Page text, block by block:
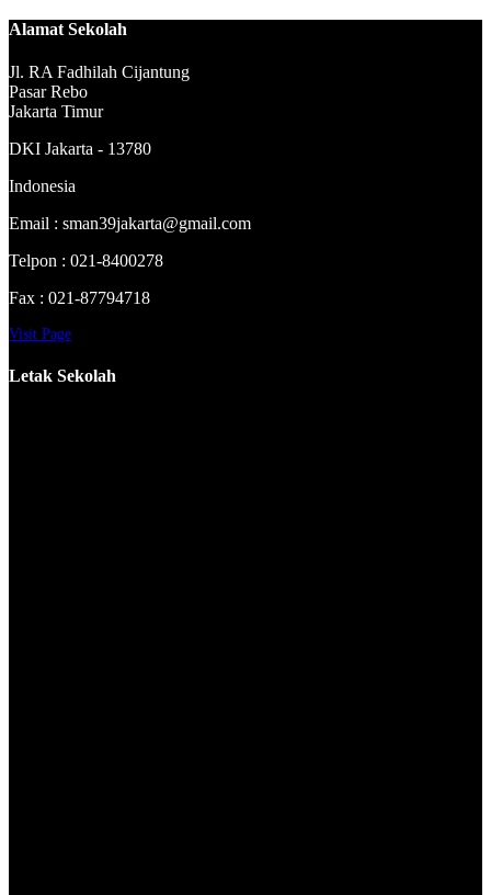
Alamat Sekolah
Jl. RA Fadhilah Cijantung
Pasar Rebo
Jakarta Timur
DKI Jakarta - 13780
Indonesia
Email : sman39jakarta@gmail.com
Telpon : 021-8400278
Fax : 021-87794718
Visit Page
Letak Sekolah